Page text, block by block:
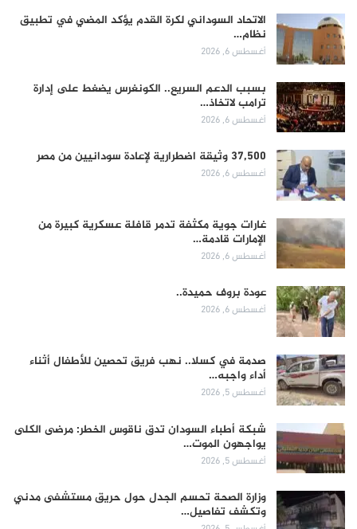
الاتحاد السوداني لكرة القدم يؤكد المضي في تطبيق
نظام…
أغسطس 6, 2026
بسبب الدعم السريع.. الكونغرس يضغط على إدارة
ترامب لاتخاذ…
أغسطس 6, 2026
37,500 وثيقة اضطرارية لإعادة سودانيين من مصر
أغسطس 6, 2026
غارات جوية مكثفة تدمر قافلة عسكرية كبيرة من
الإمارات قادمة…
أغسطس 6, 2026
عودة بروف حميدة..
أغسطس 6, 2026
صدمة في كسلا.. نهب فريق تحصين للأطفال أثناء
أداء واجبه…
أغسطس 5, 2026
شبكة أطباء السودان تدق ناقوس الخطر: مرضى الكلى
يواجهون الموت…
أغسطس 5, 2026
وزارة الصحة تحسم الجدل حول حريق مستشفى مدني
وتكشف تفاصيل…